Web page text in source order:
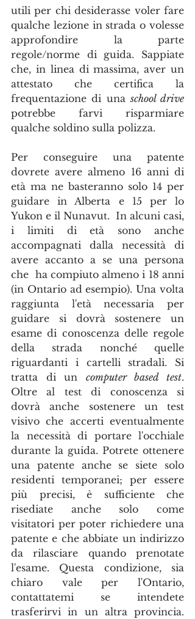
utili per chi desiderasse voler fare
qualche lezione in strada o volesse
approfondire la parte
regole/norme di guida. Sappiate
che, in linea di massima, aver un
attestato che certifica la
frequentazione di una
potrebbe farvi risparmiare
qualche soldino sulla polizza.
Per conseguire una patente
dovrete avere almeno 16 anni di
età ma ne basteranno solo 14 per
guidare in Alberta e 15 per lo
Yukon e il Nunavut.  In alcuni casi,
i limiti di età sono anche
accompagnati dalla necessità di
avere accanto a se una persona
che  ha compiuto almeno i 18 anni
(in Ontario ad esempio). Una volta
raggiunta l'età necessaria per
guidare si dovrà sostenere un
esame di conoscenza delle regole
della strada nonché quelle
riguardanti i cartelli stradali. Si
tratta di un computer based test.
Oltre al test di conoscenza si
dovrà anche sostenere un test
visivo che accerti eventualmente
la necessità di portare l'occhiale
durante la guida. Potrete ottenere
una patente anche se siete solo
residenti temporanei; per essere
più precisi, è sufficiente che
risediate anche solo come
visitatori per poter richiedere una
patente e che abbiate un indirizzo
da rilasciare quando prenotate
l'esame. Questa condizione, sia
chiaro vale per l'Ontario,
contattatemi se intendete
trasferirvi in un altra provincia.